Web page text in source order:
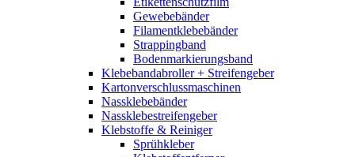
Gewebebänder
Filamentklebebänder
Strappingband
Bodenmarkierungsband
Klebebandabroller + Streifengeber
Kartonverschlussmaschinen
Nassklebebänder
Nassklebestreifengeber
Klebstoffe & Reiniger
Sprühkleber